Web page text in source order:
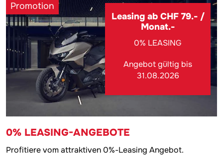
Promotion
Leasing ab CHF 79.- /
Monat.-
0% LEASING
Angebot gültig bis
31.08.2026
0% LEASING-ANGEBOTE
Profitiere vom attraktiven 0%-Leasing Angebot.